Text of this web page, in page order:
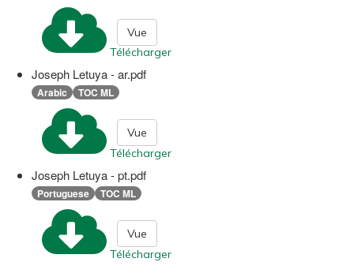
Télécharger
Vue
Joseph Letuya - ar.pdf
Arabic TOC ML
Télécharger
Vue
Joseph Letuya - pt.pdf
Portuguese TOC ML
Télécharger
Vue